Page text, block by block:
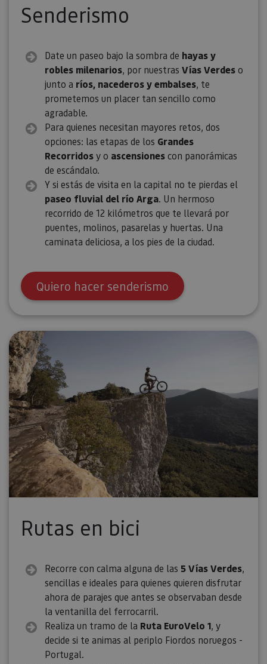
Senderismo
Date un paseo bajo la sombra de hayas y
robles milenarios, por nuestras Vías Verdeso
junto a ríos, nacederos y embalses, te
prometemos un placer tan sencillo como
agradable.
Para quienes necesitan mayores retos, dos
opciones: las etapas de los Grandes
Recorridosy o ascensionescon panorámicas
de escándalo.
Y si estás de visita en la capital no te pierdas el
paseo fluvial del río Arga. Un hermoso
recorrido de 12 kilómetros que te llevará por
puentes, molinos, pasarelas y huertas. Una
caminata deliciosa, a los pies de la ciudad.
Quiero hacer senderismo
Rutas en bici
Recorre con calma alguna de las 5 Vías Verdes,
sencillas e ideales para quienes quieren disfrutar
ahora de parajes que antes se observaban desde
la ventanilla del ferrocarril.
Realiza un tramo de la Ruta EuroVelo 1, y
decide si te animas al periplo Fiordos noruegos -
Portugal.